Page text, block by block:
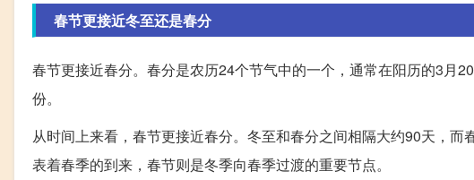
春节更接近冬至还是春分
春节更接近春分。春分是农历24个节气中的一个，通常在阳历的3月
份。
从时间上来看，春节更接近春分。冬至和春分之间相隔大约90天，
表着春季的到来，春节则是冬季向春季过渡的重要节点。